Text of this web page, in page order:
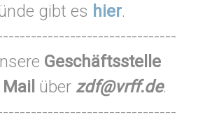
gibt es hier.
Geschäftsstelle
über zdf@vrff.de.